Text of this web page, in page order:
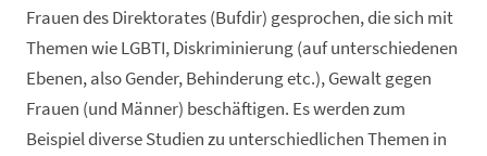
Frauen des Direktorates (Bufdir) gesprochen, die sich mit
Themen wie LGBTI, Diskriminierung (auf unterschiedenen
Ebenen, also Gender, Behinderung etc.), Gewalt gegen
Frauen (und Männer) beschäftigen. Es werden zum
Beispiel diverse Studien zu unterschiedlichen Themen in